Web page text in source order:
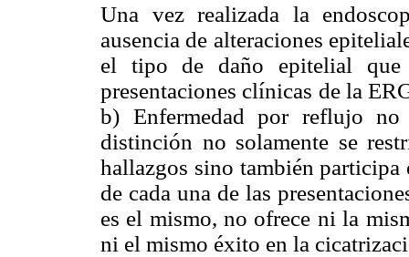
Una vez realizada la
ausencia de alteraciones
el tipo de daño epitelial que
presentaciones clínicas de la
b) Enfermedad por reflujo
distinción no solamente se
hallazgos sino también
de cada una de las
es el mismo, no ofrece ni la
ni el mismo éxito en la